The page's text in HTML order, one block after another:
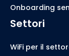
Onboarding
Settori
WiFi per il